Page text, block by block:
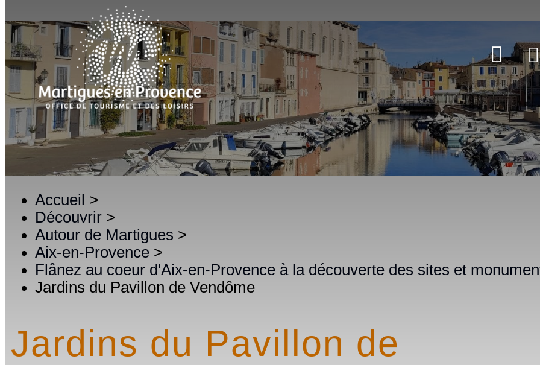
Accueil >
Découvrir >
Autour de Martigues >
Aix-en-Provence >
Flânez au coeur d'Aix-en-Provence à la découverte des sites et
Jardins du Pavillon de Vendôme
Jardins du Pavillon de